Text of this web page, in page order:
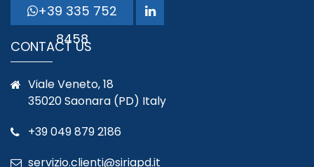
+39 335 752
8458
CONTACT US
Viale Veneto, 18
35020 Saonara (PD) Italy
+39 049 879 2186
servizio.clienti@siriapd.it